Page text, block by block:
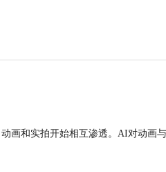
画和实拍开始相互渗透。AI对动画